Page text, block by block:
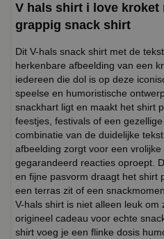
V hals shirt i love kroket
grappig snack shirt
Dit V-hals snack shirt met de
herkenbare afbeelding van een
iedereen die dol is op deze
speelse en humoristische
snackhart ligt en maakt het shirt
feestjes, festivals of een
combinatie van de duidelijke
afbeelding zorgt voor een
gegarandeerd reacties oproept.
en fijne pasvorm draagt het shirt
een terras zit of een
V-hals shirt is niet alleen leuk
origineel cadeau voor echte
shirt voeg je een flinke dosis